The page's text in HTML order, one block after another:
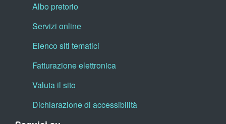
Albo pretorio
Servizi online
Elenco siti tematici
Fatturazione elettronica
Valuta il sito
Dichiarazione di accessibilità